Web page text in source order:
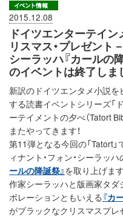
2015.12.08
ドイツエンターテイ
リスマス・プレゼント
シーラッハ『カールの
のイベントは終了しま
新訳のドイツエンタメ小説を
する読書イベントシリーズ「
ーテイメントの夕べ（Tatort
またやってきます！
第11弾となる今回の「Tatort
ィナント・フォン・シーラッ
ールの降誕祭』を取り上げます
作家シーラッハと版画家タダ
ボレーションともいえる 『カ
がブラックなクリスマスプレ